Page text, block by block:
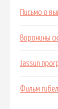
Письмо о
Воронины
Jassun
Фильм